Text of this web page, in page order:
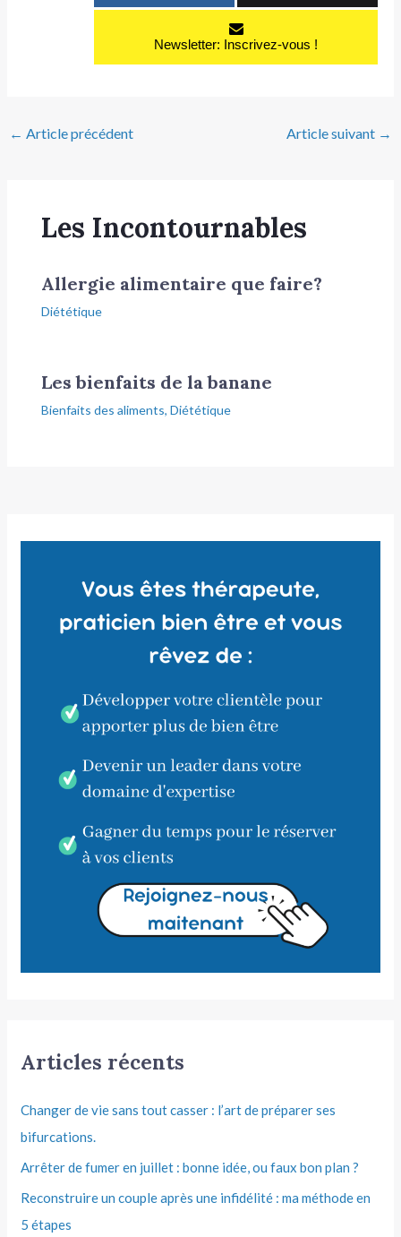
Newsletter: Inscrivez-vous !
← Article précédent Article suivant →
Les Incontournables
Allergie alimentaire que faire?
Diététique
Les bienfaits de la banane
Bienfaits des aliments, Diététique
Articles récents
Changer de vie sans tout casser : l’art de préparer ses
bifurcations.
Arrêter de fumer en juillet : bonne idée, ou faux bon plan ?
Reconstruire un couple après une infidélité : ma méthode en
5 étapes